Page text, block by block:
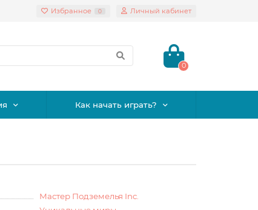
Избранное 0 Личный кабинет
0
Как начать играть?
Мастер Подземелья Inc.